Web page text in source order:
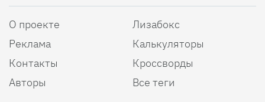
О проекте
Реклама
Контакты
Авторы
Лизабокс
Калькуляторы
Кроссворды
Все теги